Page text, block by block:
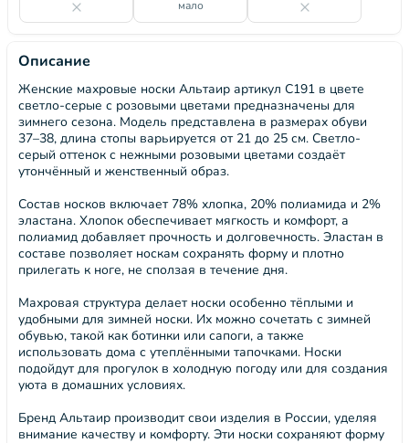
мало
Описание
Женские махровые носки Альтаир артикул С191 в цвете
светло-серые с розовыми цветами предназначены для
зимнего сезона. Модель представлена в размерах обуви
37–38, длина стопы варьируется от 21 до 25 см. Светло-
серый оттенок с нежными розовыми цветами создаёт
утончённый и женственный образ.
Состав носков включает 78% хлопка, 20% полиамида и 2%
эластана. Хлопок обеспечивает мягкость и комфорт, а
полиамид добавляет прочность и долговечность. Эластан в
составе позволяет носкам сохранять форму и плотно
прилегать к ноге, не сползая в течение дня.
Махровая структура делает носки особенно тёплыми и
удобными для зимней носки. Их можно сочетать с зимней
обувью, такой как ботинки или сапоги, а также
использовать дома с утеплёнными тапочками. Носки
подойдут для прогулок в холодную погоду или для создания
уюта в домашних условиях.
Бренд Альтаир производит свои изделия в России, уделяя
внимание качеству и комфорту. Эти носки сохраняют форму